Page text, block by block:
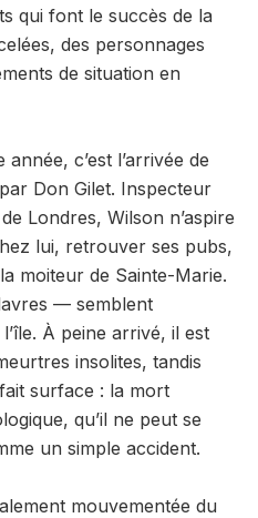
qui font le succès de la
des personnages
de situation en
c’est l’arrivée de
Don Gilet. Inspecteur
Londres, Wilson n’aspire
lui, retrouver ses pubs,
moiteur de Sainte-Marie.
— semblent
À peine arrivé, il est
insolites, tandis
surface : la mort
qu’il ne peut se
un simple accident.
mouvementée du